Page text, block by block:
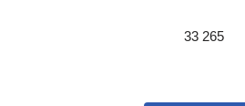
265 33